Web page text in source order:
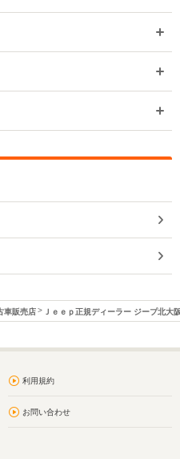
車販売店 Ｊｅｅｐ正規ディーラー ジープ北大
利用規約
お問い合わせ